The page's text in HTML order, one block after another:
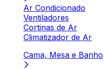
Ar Condicionado
Ventiladores
Cortinas de Ar
Climatizador de Ar
Cama, Mesa e Banho